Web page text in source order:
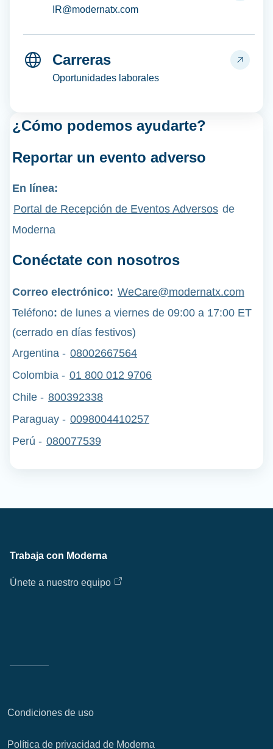
IR@modernatx.com
Carreras
Oportunidades laborales
¿Cómo podemos ayudarte?
Reportar un evento adverso
En línea:
Portal de Recepción de Eventos Adversos de
Moderna
Conéctate con nosotros
Correo electrónico: WeCare@modernatx.com
Teléfono: de lunes a viernes de 09:00 a 17:00 ET
(cerrado en días festivos)
Argentina - 08002667564
Colombia - 01 800 012 9706
Chile - 800392338
Paraguay - 0098004410257
Perú - 080077539
Trabaja con Moderna
Únete a nuestro equipo
Condiciones de uso
Política de privacidad de Moderna